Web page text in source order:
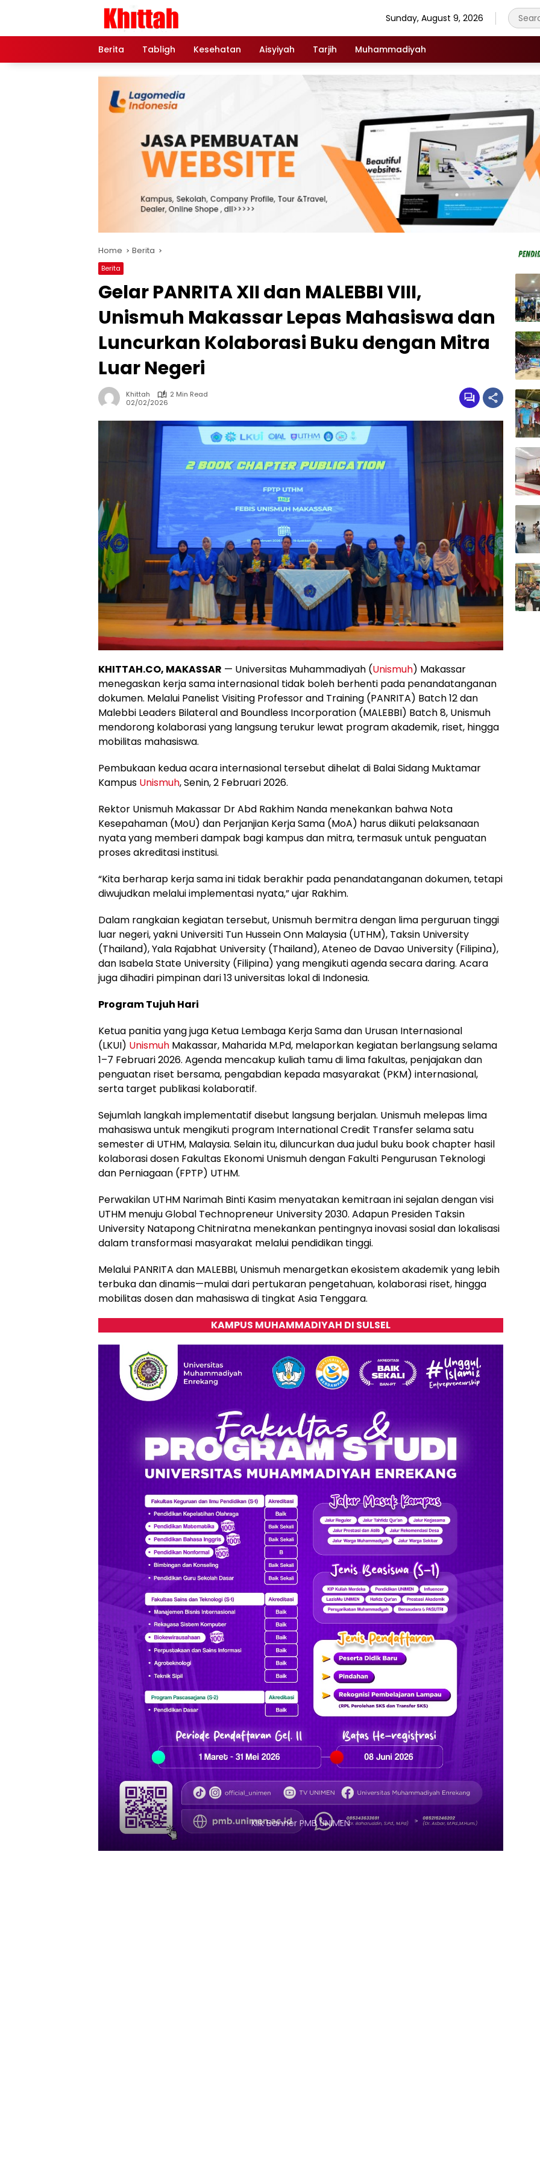
Sunday, August 9, 2026
Berita Tabligh Kesehatan Aisyiyah Tarjih Muhammadiyah
Home Berita
Berita
Gelar PANRITA XII dan MALEBBI VIII,
Unismuh Makassar Lepas Mahasiswa dan
Luncurkan Kolaborasi Buku dengan Mitra
Luar Negeri
Khittah
2 Min Read
02/02/2026
KHITTAH.CO, MAKASSAR — Universitas Muhammadiyah (Unismuh) Makassar
menegaskan kerja sama internasional tidak boleh berhenti pada penandatanganan
dokumen. Melalui Panelist Visiting Professor and Training (PANRITA) Batch 12 dan
Malebbi Leaders Bilateral and Boundless Incorporation (MALEBBI) Batch 8, Unismuh
mendorong kolaborasi yang langsung terukur lewat program akademik, riset, hingga
mobilitas mahasiswa.
Pembukaan kedua acara internasional tersebut dihelat di Balai Sidang Muktamar
Kampus Unismuh, Senin, 2 Februari 2026.
Rektor Unismuh Makassar Dr Abd Rakhim Nanda menekankan bahwa Nota
Kesepahaman (MoU) dan Perjanjian Kerja Sama (MoA) harus diikuti pelaksanaan
nyata yang memberi dampak bagi kampus dan mitra, termasuk untuk penguatan
proses akreditasi institusi.
“Kita berharap kerja sama ini tidak berakhir pada penandatanganan dokumen, tetapi
diwujudkan melalui implementasi nyata,” ujar Rakhim.
Dalam rangkaian kegiatan tersebut, Unismuh bermitra dengan lima perguruan tinggi
luar negeri, yakni Universiti Tun Hussein Onn Malaysia (UTHM), Taksin University
(Thailand), Yala Rajabhat University (Thailand), Ateneo de Davao University (Filipina),
dan Isabela State University (Filipina) yang mengikuti agenda secara daring. Acara
juga dihadiri pimpinan dari 13 universitas lokal di Indonesia.
Program Tujuh Hari
Ketua panitia yang juga Ketua Lembaga Kerja Sama dan Urusan Internasional
(LKUI) Unismuh Makassar, Maharida M.Pd, melaporkan kegiatan berlangsung selama
1–7 Februari 2026. Agenda mencakup kuliah tamu di lima fakultas, penjajakan dan
penguatan riset bersama, pengabdian kepada masyarakat (PKM) internasional,
serta target publikasi kolaboratif.
Sejumlah langkah implementatif disebut langsung berjalan. Unismuh melepas lima
mahasiswa untuk mengikuti program International Credit Transfer selama satu
semester di UTHM, Malaysia. Selain itu, diluncurkan dua judul buku book chapter hasil
kolaborasi dosen Fakultas Ekonomi Unismuh dengan Fakulti Pengurusan Teknologi
dan Perniagaan (FPTP) UTHM.
Perwakilan UTHM Narimah Binti Kasim menyatakan kemitraan ini sejalan dengan visi
UTHM menuju Global Technopreneur University 2030. Adapun Presiden Taksin
University Natapong Chitniratna menekankan pentingnya inovasi sosial dan lokalisasi
dalam transformasi masyarakat melalui pendidikan tinggi.
Melalui PANRITA dan MALEBBI, Unismuh menargetkan ekosistem akademik yang lebih
terbuka dan dinamis—mulai dari pertukaran pengetahuan, kolaborasi riset, hingga
mobilitas dosen dan mahasiswa di tingkat Asia Tenggara.
KAMPUS MUHAMMADIYAH DI SULSEL
Klik Banner UNISMUH MAKASSAR